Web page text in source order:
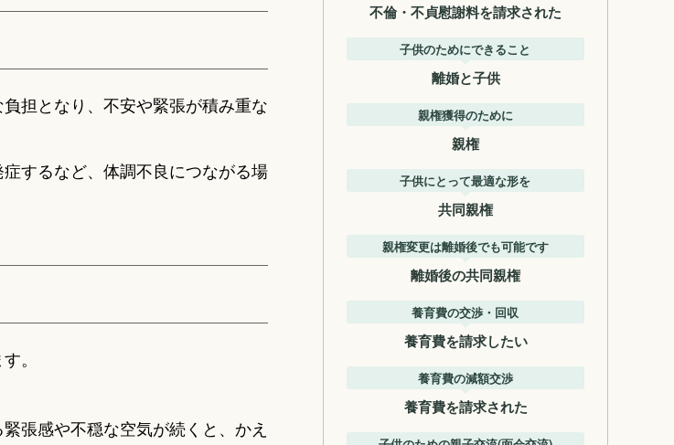
担となり、不安や緊張が積み重な
するなど、体調不良につながる場
。
張感や不穏な空気が続くと、かえ
不倫・不貞慰謝料を請求された
子供のためにできること
離婚と子供
親権獲得のために
親権
子供にとって最適な形を
共同親権
親権変更は離婚後でも可能です
離婚後の共同親権
養育費の交渉・回収
養育費を請求したい
養育費の減額交渉
養育費を請求された